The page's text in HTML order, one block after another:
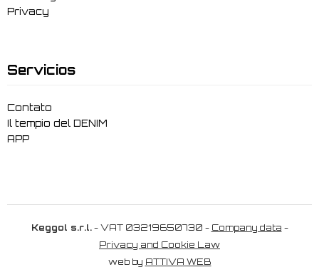
Privacy
Servicios
Contato
Il tempio del DENIM
APP
Keggol s.r.l.- VAT 03219650730 - Company data -
Privacy and Cookie Law
web by ATTIVA WEB